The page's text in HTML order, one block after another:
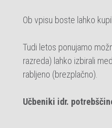
Ob vpisu boste lahko
Tudi letos ponujamo
razreda) lahko izbirali
rabljeno (brezplačno).
Učbeniki idr.